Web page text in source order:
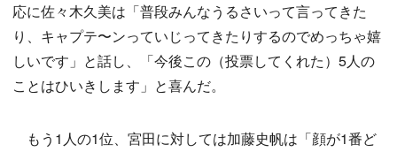
応に佐々木久美は「普段みんなうるさいって言ってきた
り、キャプテ〜ンっていじってきたりするのでめっちゃ嬉
しいです」と話し、「今後この（投票してくれた）5人の
ことはひいきします」と喜んだ。
もう1人の1位、宮田に対しては加藤史帆は「顔が1番ど